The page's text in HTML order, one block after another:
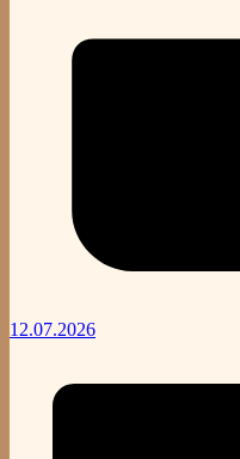
12.07.2026